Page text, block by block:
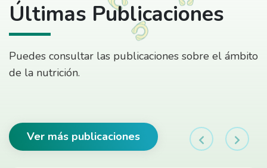
Últimas Publicaciones
Puedes consultar las publicaciones sobre el ámbito
de la nutrición.
Ver más publicaciones